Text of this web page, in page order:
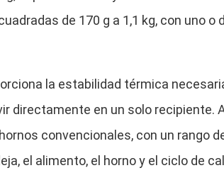
de 170 g a 1,1 kg, con uno
la estabilidad térmica
directamente en un solo recipiente.
convencionales, con un rango
el alimento, el horno y el ciclo de